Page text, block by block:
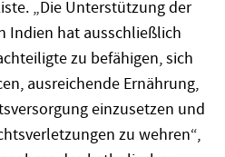
„Die Unterstützung der
Indien hat ausschließlich
zu befähigen, sich
ausreichende Ernährung,
einzusetzen und
zu wehren“,